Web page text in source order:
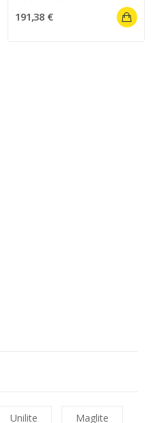
Unilite Maglite
191,38 €